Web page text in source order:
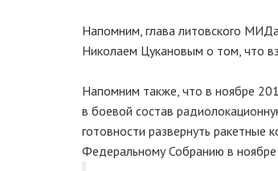
Напомним, глава литовского
Николаем Цукановым о том, что
Напомним также, что в ноябре
в боевой состав
готовности развернуть
Федеральному Собранию в